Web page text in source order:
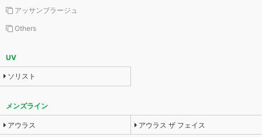
アッサンブラージュ
Others
UV
ソリスト
メンズライン
アウラス アウラス ザ フェイス